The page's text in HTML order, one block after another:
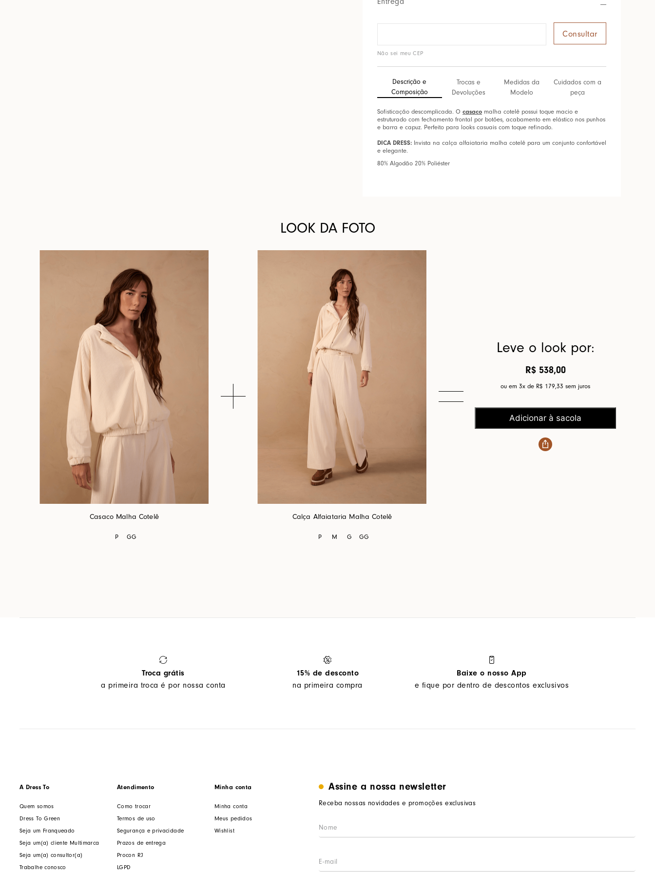
Não sei meu CEP
Descrição e
Composição
Trocas e
Devoluções
Medidas da
Modelo
Cuidados com a
peça
Sofisticação descomplicada. O casaco malha cotelê possui toque macio e
estruturado com fechamento frontal por botões, acabamento em elástico nos punhos
e barra e capuz. Perfeito para looks casuais com toque refinado.
DICA DRESS: Invista na calça alfaiataria malha cotelê para um conjunto confortável
e elegante.
80% Algodão 20% Poliéster
LOOK DA FOTO
Casaco Malha Cotelê
P GG
Calça Alfaiataria Malha Cotelê
P M G GG
Leve o look por:
R$ 538,00
ou em 3x de R$ 179,33 sem juros
Adicionar à sacola
Troca grátis
a primeira troca é por nossa conta
15% de desconto
na primeira compra
Baixe o nosso App
e fique por dentro de descontos exclusivos
A Dress To
Quem somos
Dress To Green
Seja um Franqueado
Seja um(a) cliente Multimarca
Seja um(a) consultor(a)
Trabalhe conosco
Atendimento
Como trocar
Termos de uso
Segurança e privacidade
Prazos de entrega
Procon RJ
LGPD
Minha conta
Minha conta
Meus pedidos
Wishlist
Assine a nossa newsletter
Receba nossas novidades e promoções exclusivas